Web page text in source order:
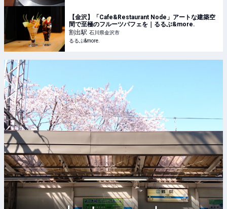
【金沢】「Cafe&Restaurant Node」アートな建築空
間で至極のフルーツパフェを｜るるぶ&more.
割出駅 石川県金沢市
るるぶ&more.